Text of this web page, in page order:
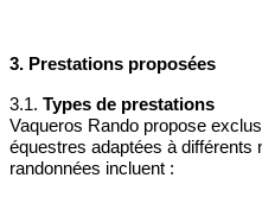
Le client est informé que
d'annulation peuvent être
sans préavis, auquel cas
seront appliquées.
Ce document annule et
3. Prestations proposées
3.1. Types de prestations
Vaqueros Rando propose
équestres adaptées à différents
randonnées incluent :